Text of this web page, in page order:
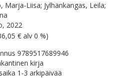
Marja-Liisa; Jylhänkangas, Leila;
2022
hinta hinta
€ alv 0 %)
9789517689946
kirja
1-3 arkipäivää